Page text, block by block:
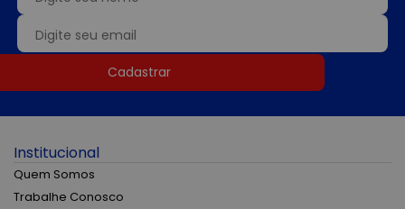
Cadastrar
Institucional
Quem Somos
Trabalhe Conosco